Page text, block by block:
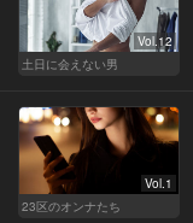
Vol.12
土日に会えない男
Vol.1
23区のオンナたち